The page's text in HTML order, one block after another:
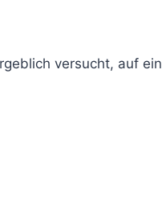
versucht, auf